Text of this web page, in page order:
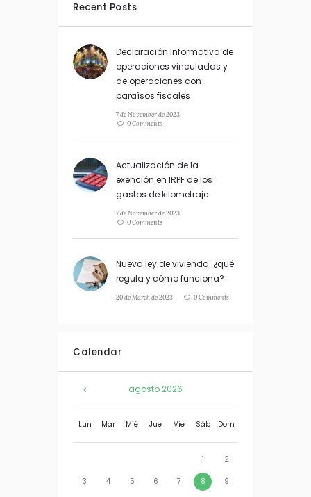
Recent Posts
Declaración informativa de
operaciones vinculadas y
de operaciones con
paraísos fiscales
7 de November de 2023
0 Comments
Actualización de la
exención en IRPF de los
gastos de kilometraje
7 de November de 2023
0 Comments
Nueva ley de vivienda: ¿qué
regula y cómo funciona?
20 de March de 2023 0 Comments
Calendar
agosto 2026
Lun Mar Mié Jue Vie Sáb Dom
1 2
3 4 5 6 7 8 9